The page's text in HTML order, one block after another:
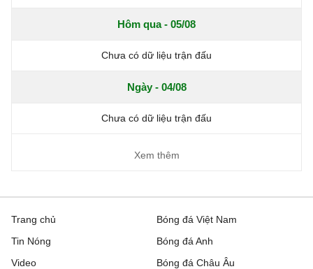
Hôm qua - 05/08
Chưa có dữ liệu trận đấu
Ngày - 04/08
Chưa có dữ liệu trận đấu
Xem thêm
Trang chủ
Tin Nóng
Video
Bóng đá Việt Nam
Bóng đá Anh
Bóng đá Châu Âu